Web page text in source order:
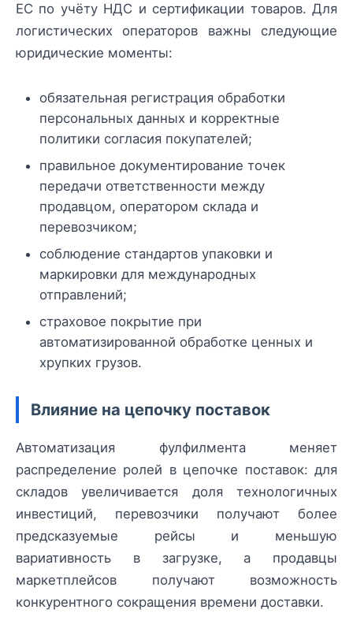
ЕС по учёту НДС и сертификации товаров. Для
логистических операторов важны следующие
юридические моменты:
обязательная регистрация обработки
персональных данных и корректные
политики согласия покупателей;
правильное документирование точек
передачи ответственности между
продавцом, оператором склада и
перевозчиком;
соблюдение стандартов упаковки и
маркировки для международных
отправлений;
страховое покрытие при
автоматизированной обработке ценных и
хрупких грузов.
Влияние на цепочку поставок
Автоматизация фулфилмента меняет
распределение ролей в цепочке поставок: для
складов увеличивается доля технологичных
инвестиций, перевозчики получают более
предсказуемые рейсы и меньшую
вариативность в загрузке, а продавцы
маркетплейсов получают возможность
конкурентного сокращения времени доставки.